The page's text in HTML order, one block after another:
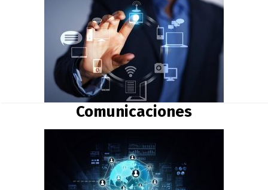
Comunicaciones